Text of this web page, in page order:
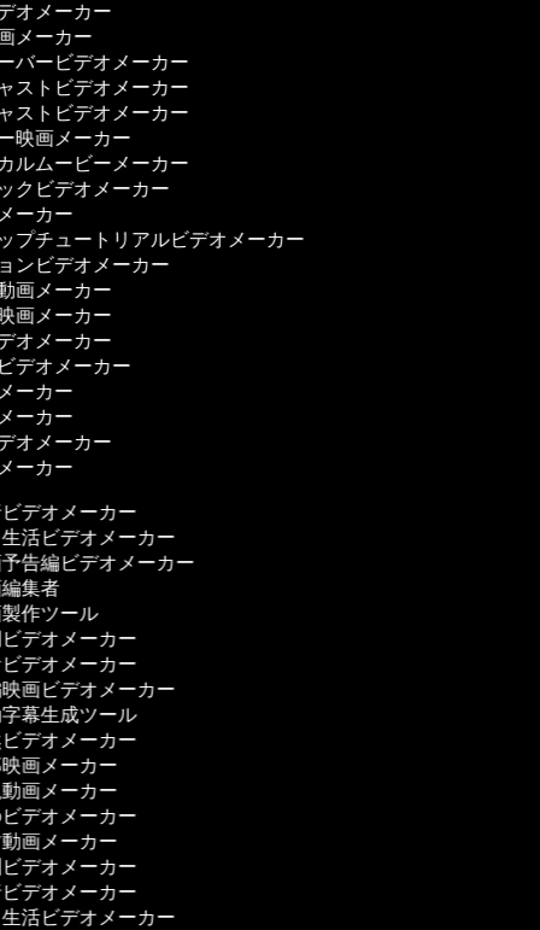
オメーカー
メーカー
バービデオメーカー
ストビデオメーカー
ストビデオメーカー
映画メーカー
ルムービーメーカー
クビデオメーカー
ーカー
プチュートリアルビデオメーカー
ンビデオメーカー
画メーカー
画メーカー
オメーカー
デオメーカー
ーカー
ーカー
オメーカー
ーカー
デオメーカー
活ビデオメーカー
告編ビデオメーカー
集者
作ツール
デオメーカー
デオメーカー
画ビデオメーカー
幕生成ツール
デオメーカー
画メーカー
画メーカー
デオメーカー
画メーカー
デオメーカー
デオメーカー
活ビデオメーカー